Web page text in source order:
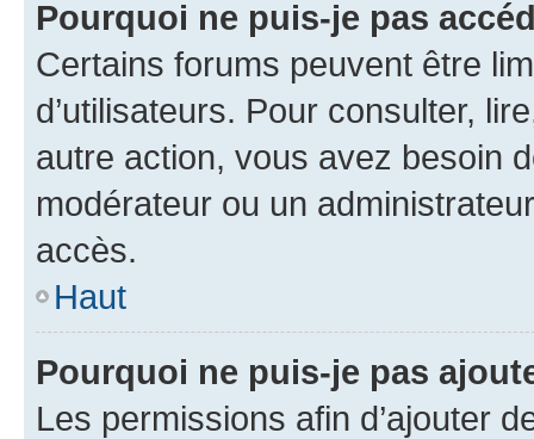
Pourquoi ne puis-je pas
Certains forums peuvent être
d’utilisateurs. Pour consulter,
autre action, vous avez besoin
modérateur ou un
accès.
Haut
Pourquoi ne puis-je pas
Les permissions afin d’ajouter